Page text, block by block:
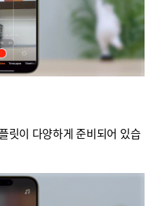
릿이 다양하게 준비되어 있습